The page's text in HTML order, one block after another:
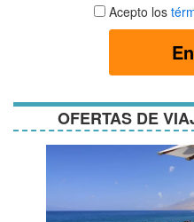
Aceptar
términos
Acepto los
OFERTAS DE